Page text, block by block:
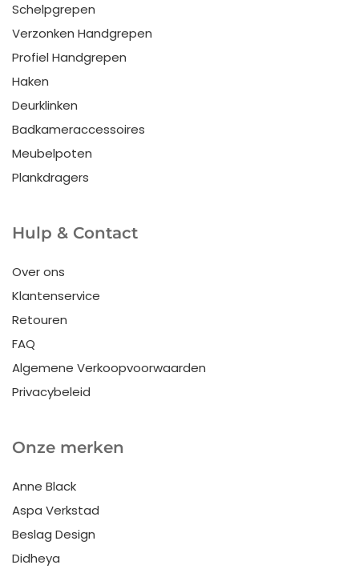
Schelpgrepen
Verzonken Handgrepen
Profiel Handgrepen
Haken
Deurklinken
Badkameraccessoires
Meubelpoten
Plankdragers
Hulp & Contact
Over ons
Klantenservice
Retouren
FAQ
Algemene Verkoopvoorwaarden
Privacybeleid
Onze merken
Anne Black
Aspa Verkstad
Beslag Design
Didheya